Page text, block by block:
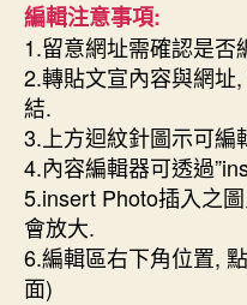
編輯注意事項:
1.留意網址需確認是否
2.轉貼文宣內容與網址
結.
3.上方迴紋針圖示可編
4.內容編輯器可透過
5.insert Photo插入之
會放大.
6.編輯區右下角位置,
面)